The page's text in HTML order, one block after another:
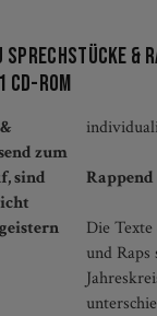
&
ROM
zum
sind
Die
und